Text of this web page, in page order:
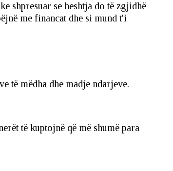
shpresuar se heshtja do të zgjidhë
me financat dhe si mund t'i
të mëdha dhe madje ndarjeve.
të kuptojnë që më shumë para